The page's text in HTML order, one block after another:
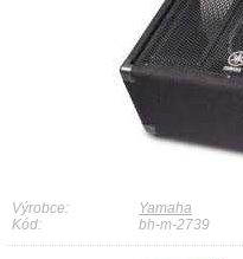
Výrobce:
Yamaha
Kód:
bh-m-2739